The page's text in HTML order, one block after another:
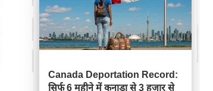
Canada Deportation Record:
सिर्फ 6 महीने में कनाडा से 3 हजार से